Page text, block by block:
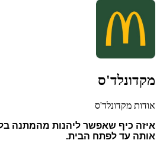
מקדונלד'ס
אודות מקדונלד'ס
אותה עד לפתח הבית.